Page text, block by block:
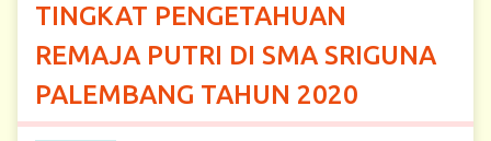
TINGKAT PENGETAHUAN
REMAJA PUTRI DI SMA SRIGUNA
PALEMBANG TAHUN 2020